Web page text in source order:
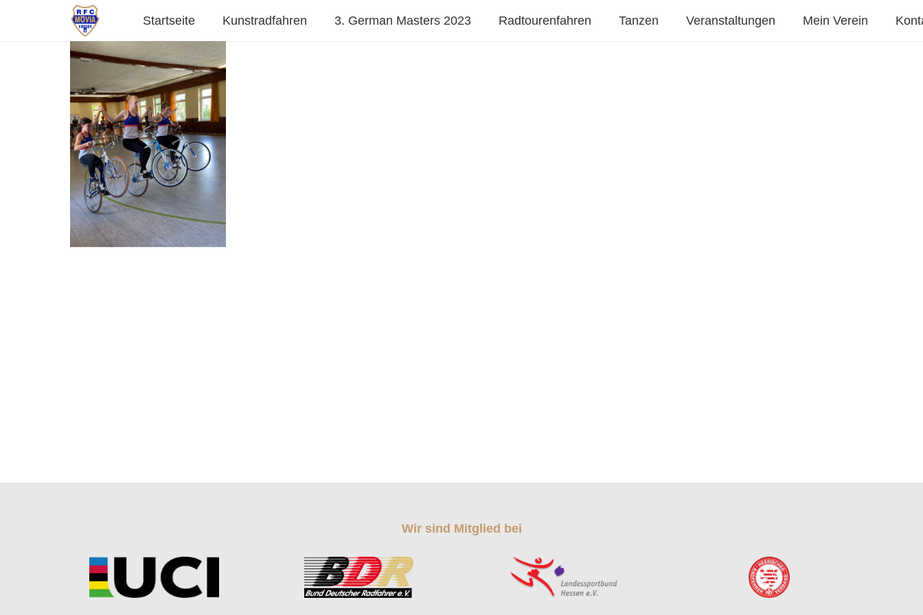
Startseite Kunstradfahren 3. German Masters 2023 Radtourenfahren Tanzen Veranstaltungen Mein Verein
Wir sind Mitglied bei